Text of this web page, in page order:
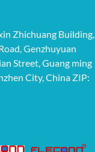
Zhichuang Building,
Genzhuyuan
Street, Guang ming
City, China ZIP: